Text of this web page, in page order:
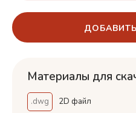
Материалы для
.dwg 2D файл